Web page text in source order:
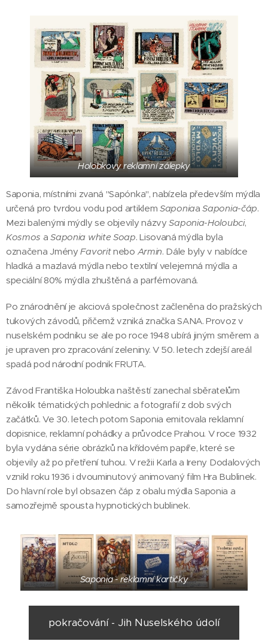
Holobkovy reklamní zálepky
Saponia, místními zvaná "Sapónka", nabízela především mýdla
určená pro tvrdou vodu pod artiklemSaponiaaSaponia-čáp.
Mezi balenými mýdly se objevily názvySaponia-Holoubci,
Kosmos aSaponia white Soap. Lisovaná mýdla byla
označena JményFavoritnebo Armin. Dále byly v nabídce
hladká a mazlavá mýdla nebo textilní velejemná mýdla a
speciální 80% mýdla zhuštěná a parfémovaná.
Po znárodnění je akciová společnost začleněna do pražských
tukových závodů, přičemž vzniká značka SANA. Provoz v
nuselském podniku se ale po roce 1948 ubírá jiným směrem a
je upraven pro zpracování zeleniny. V 50. letech zdejší areál
spadá pod národní podnik FRUTA.
Závod Františka Holoubka naštěstí zanechal sběratelům
několik tématických pohlednic a fotografií z dob svých
začátků. Ve 30. letech potom Saponia emitovala reklamní
dopisnice, reklamní pohádky a průvodce Prahou. V roce 1932
byla vydána série obrázků na křídovém papíře, které se
objevily až po přetření tuhou. V režii Karla a Ireny Dodalových
vznikl roku 1936 i dvouminutový animovaný film Hra Bublinek.
Do hlavní role byl obsazen čáp z obalu mýdla Saponia a
samozřejmě spousta hypnotických bublinek.
Saponia - reklamní kartičky
pokračování - Jih Nuselského údolí